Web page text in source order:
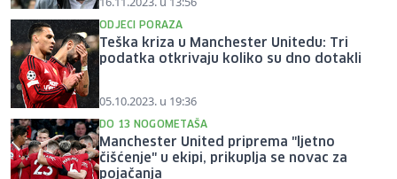
ODJECI PORAZA
Teška kriza u Manchester Unitedu: Tri
podatka otkrivaju koliko su dno dotakli
05.10.2023. u 19:36
DO 13 NOGOMETAŠA
Manchester United priprema "ljetno
čišćenje" u ekipi, prikuplja se novac za
pojačanja